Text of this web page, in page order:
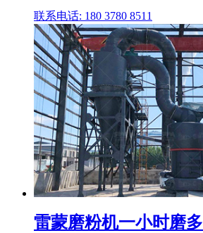
联系电话: 180 3780 8511
雷蒙磨粉机一小时磨